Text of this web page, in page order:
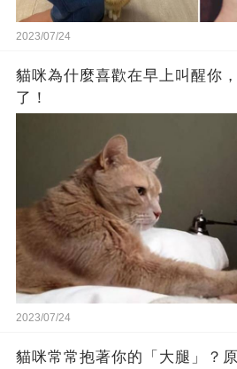
2023/07/24
貓咪為什麼喜歡在早上叫醒你
了！
2023/07/24
貓咪常常抱著你的「大腿」？